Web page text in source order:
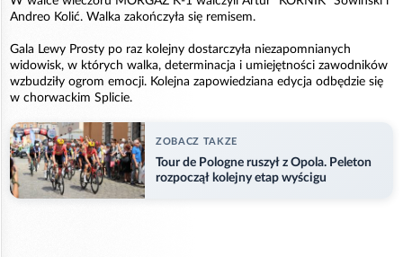
Andreo Kolić. Walka zakończyła się remisem.
Gala Lewy Prosty po raz kolejny dostarczyła niezapomnianych
widowisk, w których walka, determinacja i umiejętności zawodników
wzbudziły ogrom emocji. Kolejna zapowiedziana edycja odbędzie się
w chorwackim Splicie.
ZOBACZ TAKZE
Tour de Pologne ruszył z Opola. Peleton
rozpoczął kolejny etap wyścigu